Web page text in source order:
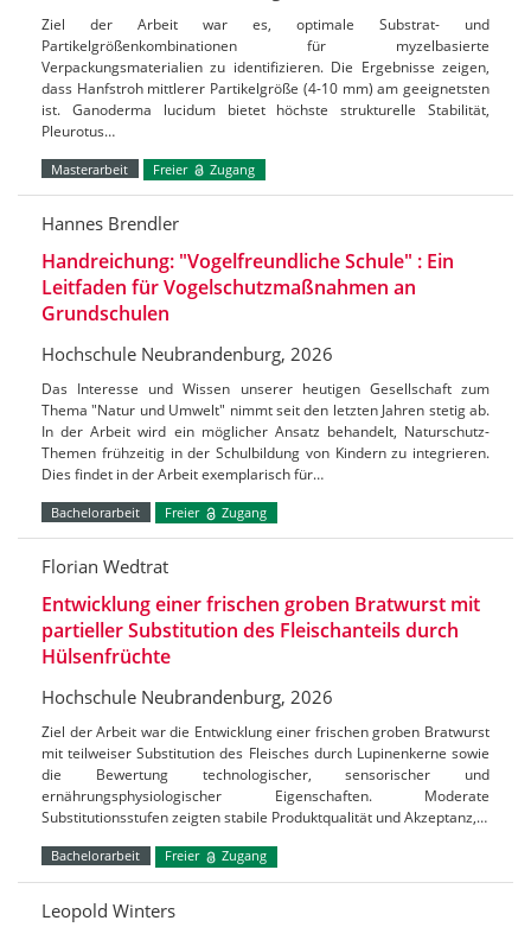
Ziel der Arbeit war es, optimale Substrat- und
Partikelgrößenkombinationen für myzelbasierte
Verpackungsmaterialien zu identifizieren. Die Ergebnisse zeigen,
dass Hanfstroh mittlerer Partikelgröße (4-10 mm) am geeignetsten
ist. Ganoderma lucidum bietet höchste strukturelle Stabilität,
Pleurotus…
Masterarbeit Freier Zugang
Hannes Brendler
Handreichung: "Vogelfreundliche Schule" : Ein
Leitfaden für Vogelschutzmaßnahmen an
Grundschulen
Hochschule Neubrandenburg, 2026
Das Interesse und Wissen unserer heutigen Gesellschaft zum
Thema "Natur und Umwelt" nimmt seit den letzten Jahren stetig ab.
In der Arbeit wird ein möglicher Ansatz behandelt, Naturschutz-
Themen frühzeitig in der Schulbildung von Kindern zu integrieren.
Dies findet in der Arbeit exemplarisch für…
Bachelorarbeit Freier Zugang
Florian Wedtrat
Entwicklung einer frischen groben Bratwurst mit
partieller Substitution des Fleischanteils durch
Hülsenfrüchte
Hochschule Neubrandenburg, 2026
Ziel der Arbeit war die Entwicklung einer frischen groben Bratwurst
mit teilweiser Substitution des Fleisches durch Lupinenkerne sowie
die Bewertung technologischer, sensorischer und
ernährungsphysiologischer Eigenschaften. Moderate
Substitutionsstufen zeigten stabile Produktqualität und Akzeptanz,…
Bachelorarbeit Freier Zugang
Leopold Winters